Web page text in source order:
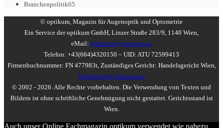
Branchenpolitik65
© optikum, Magazin für Augenoptik und Optometrie
Ein Service der optikum GmbH, Linzer Straße 283/9, 1140 Wien,
eMail: redaktion@optikum.at
Telefon: +43(664)4320150 – UID: ATU 72599413
Firmenbuchnummer: FN 477983t, Zuständiges Gericht: Handelsgericht Wien,
Vollständiges Impressum
© 2002 - 2026. Alle Rechte vorbehalten. Die Verwendung von Texten und
Bildern ist ohne schriftliche Genehmigung nicht gestattet. Gerichtsstand ist
Wien.
Auch unser Online Fachmagazin optikum verwendet wie nahezu